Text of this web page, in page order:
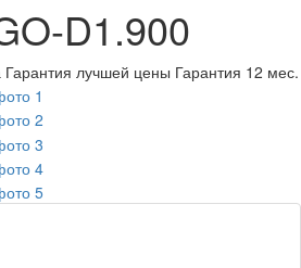
D1.900
Гарантия лучшей цены Гарантия 12 мес.